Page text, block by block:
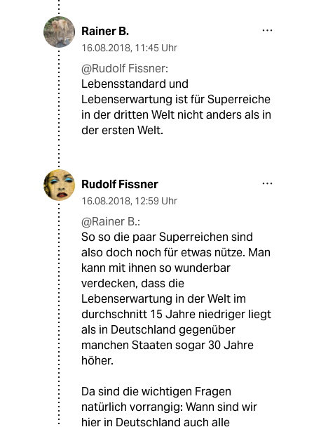
Rainer B.
16.08.2018, 11:45 Uhr
@Rudolf Fissner:
Lebensstandard und
Lebenserwartung ist für Superreiche
in der dritten Welt nicht anders als in
der ersten Welt.
Rudolf Fissner
16.08.2018, 12:59 Uhr
@Rainer B.:
So so die paar Superreichen sind
also doch noch für etwas nütze. Man
kann mit ihnen so wunderbar
verdecken, dass die
Lebenserwartung in der Welt im
durchschnitt 15 Jahre niedriger liegt
als in Deutschland gegenüber
manchen Staaten sogar 30 Jahre
höher.
Da sind die wichtigen Fragen
natürlich vorrangig: Wann sind wir
hier in Deutschland auch alle